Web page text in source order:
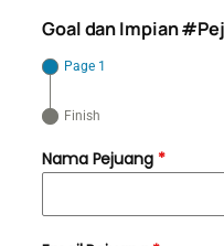
Goal dan Impian
Page 1
Finish
Nama Pejuang *